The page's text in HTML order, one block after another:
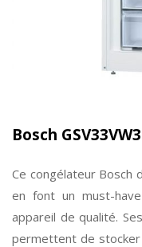
Bosch
Ce congélateur Bosch
en font un must-
appareil de qualité.
permettent de